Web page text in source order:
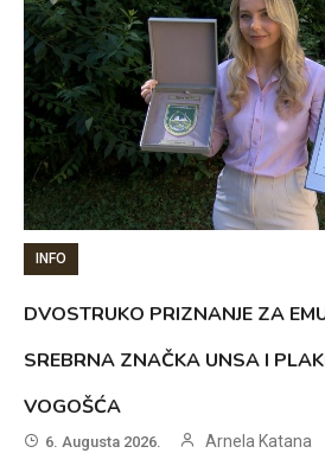
INFO
DVOSTRUKO PRIZNANJE ZA
SREBRNA ZNAČKA UNSA I
VOGOŠĆA
6. Augusta 2026. Arnela Katana